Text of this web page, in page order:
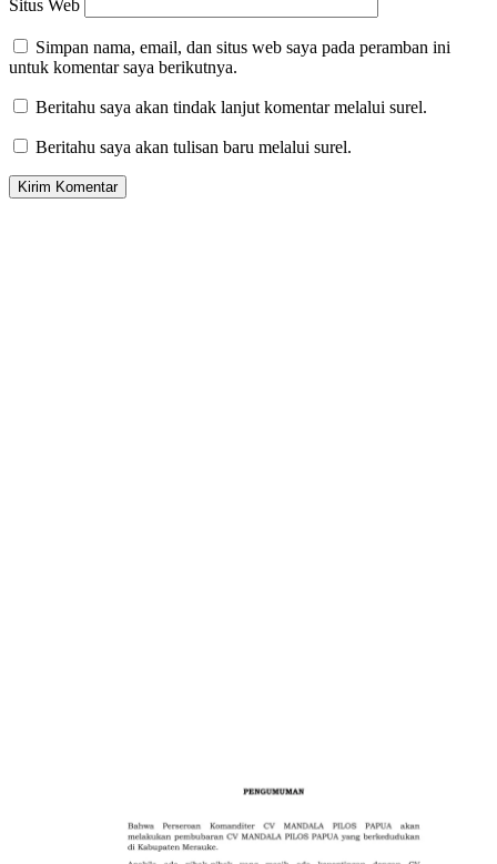
Situs Web
Simpan nama, email, dan situs web saya pada peramban ini
untuk komentar saya berikutnya.
Beritahu saya akan tindak lanjut komentar melalui surel.
Beritahu saya akan tulisan baru melalui surel.